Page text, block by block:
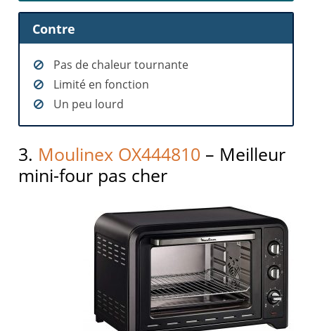
Contre
Pas de chaleur tournante
Limité en fonction
Un peu lourd
3. Moulinex OX444810 – Meilleur
mini-four pas cher